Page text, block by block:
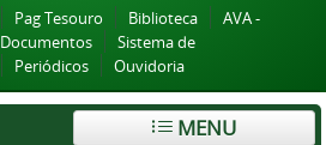
Pag Tesouro Biblioteca
AVA -
Documentos
Sistema de
Periódicos Ouvidoria
MENU